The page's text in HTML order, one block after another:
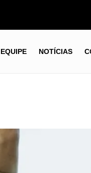
EQUIPE NOTÍCIAS